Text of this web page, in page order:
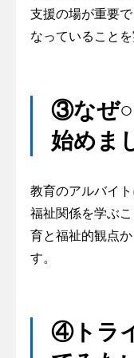
支援の場が重要
なっていることを
③なぜ
始めま
教育のアルバイ
福祉関係を学ぶ
育と福祉的観点
す。
④トラ